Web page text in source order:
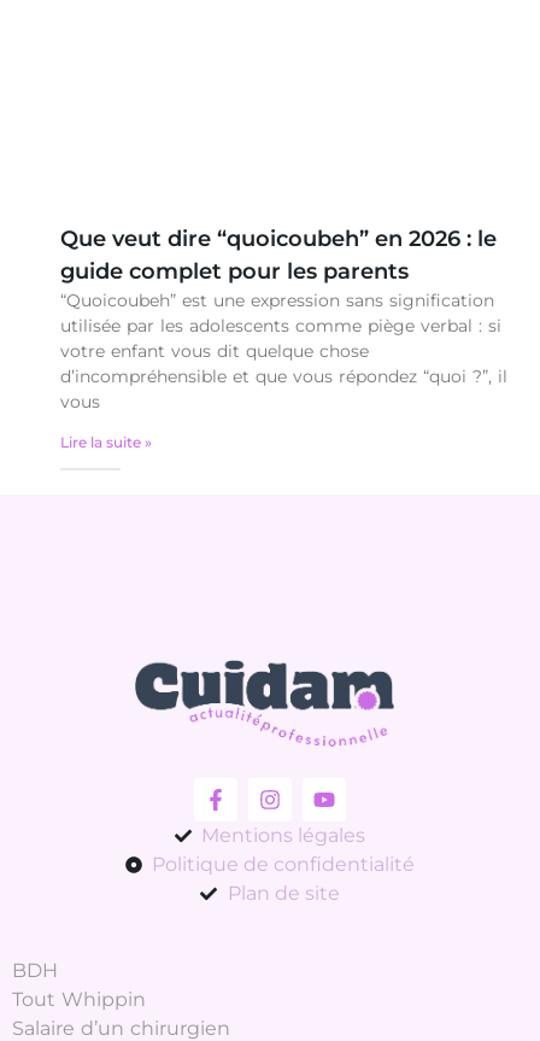
Que veut dire “quoicoubeh” en 2026 : le
guide complet pour les parents
“Quoicoubeh” est une expression sans signification
utilisée par les adolescents comme piège verbal : si
votre enfant vous dit quelque chose
d’incompréhensible et que vous répondez “quoi ?”, il
vous
Lire la suite »
Mentions légales
Politique de confidentialité
Plan de site
BDH
Tout Whippin
Salaire d’un chirurgien